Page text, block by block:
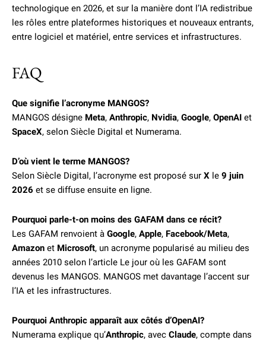
technologique en 2026, et sur la manière dont l’IA redistribue
les rôles entre plateformes historiques et nouveaux entrants,
entre logiciel et matériel, entre services et infrastructures.
FAQ
Que signifie l’acronyme MANGOS?
MANGOS désigne Meta, Anthropic, Nvidia, Google, OpenAI et
SpaceX, selon Siècle Digital et Numerama.
D’où vient le terme MANGOS?
Selon Siècle Digital, l’acronyme est proposé sur X le 9 juin
2026 et se diffuse ensuite en ligne.
Pourquoi parle-t-on moins des GAFAM dans ce récit?
Les GAFAM renvoient à Google, Apple, Facebook/Meta,
Amazon et Microsoft, un acronyme popularisé au milieu des
années 2010 selon l’article Le jour où les GAFAM sont
devenus les MANGOS. MANGOS met davantage l’accent sur
l’IA et les infrastructures.
Pourquoi Anthropic apparaît aux côtés d’OpenAI?
Numerama explique qu’Anthropic, avec Claude, compte dans